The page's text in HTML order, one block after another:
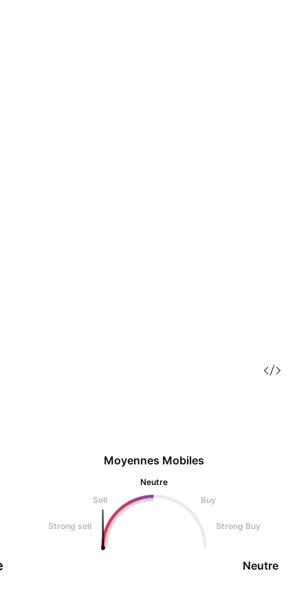
Moyennes Mobiles
Neutre
Sell
Buy
Strong sell Strong Buy
Neutre